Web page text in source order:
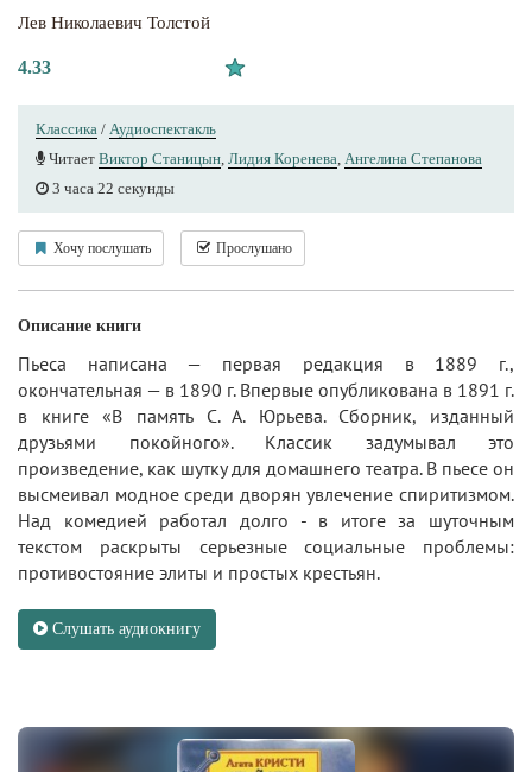
Лев Николаевич Толстой
4.33
Классика / Аудиоспектакль
Читает Виктор Станицын Лидия Коренева Ангелина Степанова
3 часа 22 секунды
Хочу послушать Прослушано
Описание книги
Пьеса написана — первая редакция в 1889 г.,
окончательная — в 1890 г. Впервые опубликована в 1891 г.
в книге «В память С. А. Юрьева. Сборник, изданный
друзьями покойного». Классик задумывал это
произведение, как шутку для домашнего театра. В пьесе он
высмеивал модное среди дворян увлечение спиритизмом.
Над комедией работал долго - в итоге за шуточным
текстом раскрыты серьезные социальные проблемы:
противостояние элиты и простых крестьян.
Слушать аудиокнигу